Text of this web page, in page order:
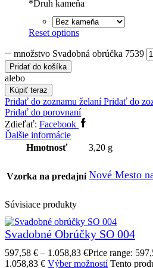
*Druh kameňa
Reset options
množstvo Svadobná obrúčka 7539
Pridať do košíka
alebo
Kúpiť teraz
Pridať do zoznamu želaní Pridať do
Pridať do porovnaní
Zdieľať: Facebook
Ďalšie informácie
Hmotnosť
3,20 g
Vzorka na predajni Nové Mesto
Súvisiace produkty
Svadobné Obrúčky SO 004
597,58 € – 1.058,83 €Price range:
1.058,83 € Výber možností Tento